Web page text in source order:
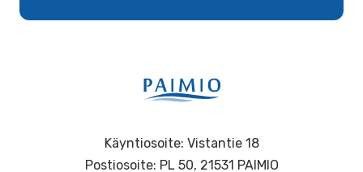
Käyntiosoite: Vistantie 18
Postiosoite: PL 50, 21531 PAIMIO